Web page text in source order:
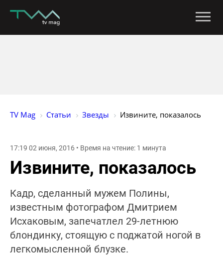
TV Mag Статьи Звезды Извините, показалось
17:19 02 июня, 2016 • Время на чтение: 1 минута
Извините, показалось
Кадр, сделанный мужем Полины,
известным фотографом Дмитрием
Исхаковым, запечатлел 29-летнюю
блондинку, стоящую с поджатой ногой в
легкомысленной блузке.